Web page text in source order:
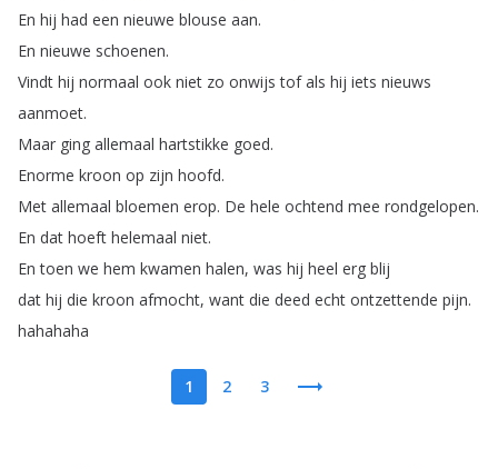
En hij had een nieuwe blouse aan.
En nieuwe schoenen.
Vindt hij normaal ook niet zo onwijs tof als hij iets nieuws
aanmoet.
Maar ging allemaal hartstikke goed.
Enorme kroon op zijn hoofd.
Met allemaal bloemen erop. De hele ochtend mee rondgelopen.
En dat hoeft helemaal niet.
En toen we hem kwamen halen, was hij heel erg blij
dat hij die kroon afmocht, want die deed echt ontzettende pijn.
hahahaha
1 2 3